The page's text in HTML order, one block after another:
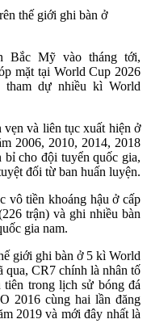
thế giới ghi bàn ở
Bắc Mỹ vào tháng tới,
mặt tại World Cup 2026
tham dự nhiều kì World
vẹn và liên tục xuất hiện ở
2006, 2010, 2014, 2018
bỉ cho đội tuyển quốc gia,
đối từ ban huấn luyện.
vô tiền khoáng hậu ở cấp
trận) và ghi nhiều bàn
gia nam.
giới ghi bàn ở 5 kì World
qua, CR7 chính là nhân tố
tiên trong lịch sử bóng đá
2016 cùng hai lần đăng
2019 và mới đây nhất là